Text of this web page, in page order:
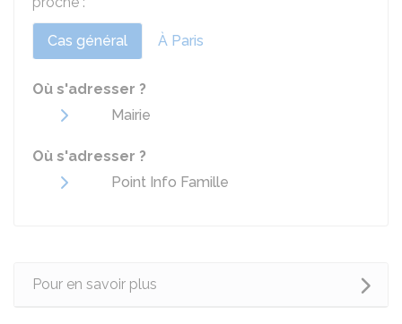
Cas général À Paris
Où s'adresser ?
Mairie
Où s'adresser ?
Point Info Famille
Pour en savoir plus